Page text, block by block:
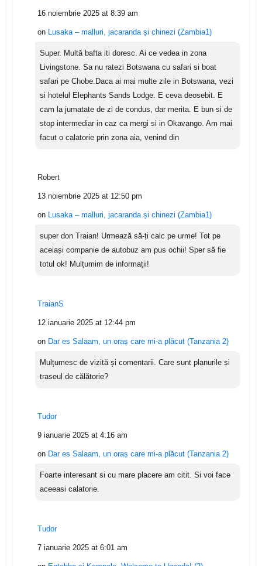
16 noiembrie 2025 at 8:39 am
on Lusaka – malluri, jacaranda și chinezi (Zambia1)
Super. Multă bafta iti doresc. Ai ce vedea in zona
Livingstone. Sa nu ratezi Botswana cu safari si boat
safari pe Chobe.Daca ai mai multe zile in Botswana, vezi
si hotelul Elephants Sands Lodge. E ceva deosebit. E
cam la jumatate de zi de condus, dar merita. E bun si de
stop intermediar in caz ca mergi si in Okavango. Am mai
facut o calatorie prin zona aia, venind din
Robert
13 noiembrie 2025 at 12:50 pm
on Lusaka – malluri, jacaranda și chinezi (Zambia1)
super don Traian! Urmează să-ți calc pe urme! Tot pe
aceiași companie de autobuz am pus ochii! Sper să fie
totul ok! Mulțumim de informații!
TraianS
12 ianuarie 2025 at 12:44 pm
on Dar es Salaam, un oraș care mi-a plăcut (Tanzania 2)
Mulțumesc de vizită și comentarii. Care sunt planurile și
traseul de călătorie?
Tudor
9 ianuarie 2025 at 4:16 am
on Dar es Salaam, un oraș care mi-a plăcut (Tanzania 2)
Foarte interesant si cu mare placere am citit. Si voi face
aceeasi calatorie.
Tudor
7 ianuarie 2025 at 6:01 am